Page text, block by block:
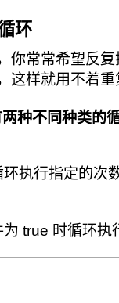
环
你常常希望反
这样就用不着
种不同种类的
执行指定的次
为 true 时循环执